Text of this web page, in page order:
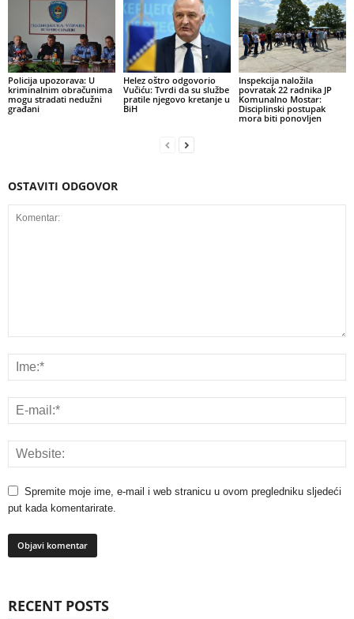
Policija upozorava: U
kriminalnim obračunima
mogu stradati nedužni
građani
Helez oštro odgovorio
Vučiću: Tvrdi da su službe
pratile njegovo kretanje u
BiH
Inspekcija naložila
povratak 22 radnika JP
Komunalno Mostar:
Disciplinski postupak
mora biti ponovljen
OSTAVITI ODGOVOR
Spremite moje ime, e-mail i web stranicu u ovom pregledniku sljedeći
put kada komentarirate.
RECENT POSTS